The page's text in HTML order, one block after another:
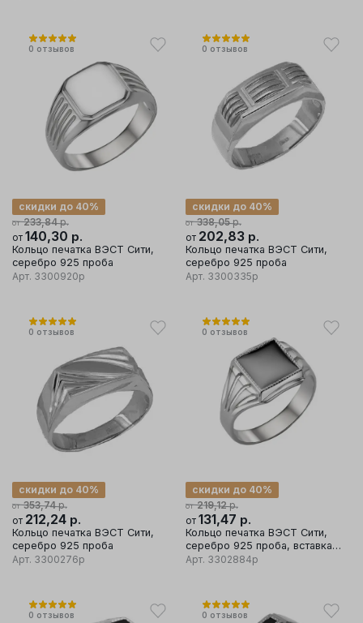
0 отзывов
от 233,84р.
скидки до 40%
от 140,30 р.
Кольцо печатка ВЭСТ Сити,
серебро 925 проба
Арт. 3300920р
0 отзывов
от 338,05р.
скидки до 40%
от 202,83 р.
Кольцо печатка ВЭСТ Сити,
серебро 925 проба
Арт. 3300335р
0 отзывов
от 353,74р.
скидки до 40%
от 212,24 р.
Кольцо печатка ВЭСТ Сити,
серебро 925 проба
Арт. 3300276р
0 отзывов
от 219,12р.
скидки до 40%
от 131,47 р.
Кольцо печатка ВЭСТ Сити,
серебро 925 проба, вставка
фианит
Арт. 3302884р
0 отзывов 0 отзывов